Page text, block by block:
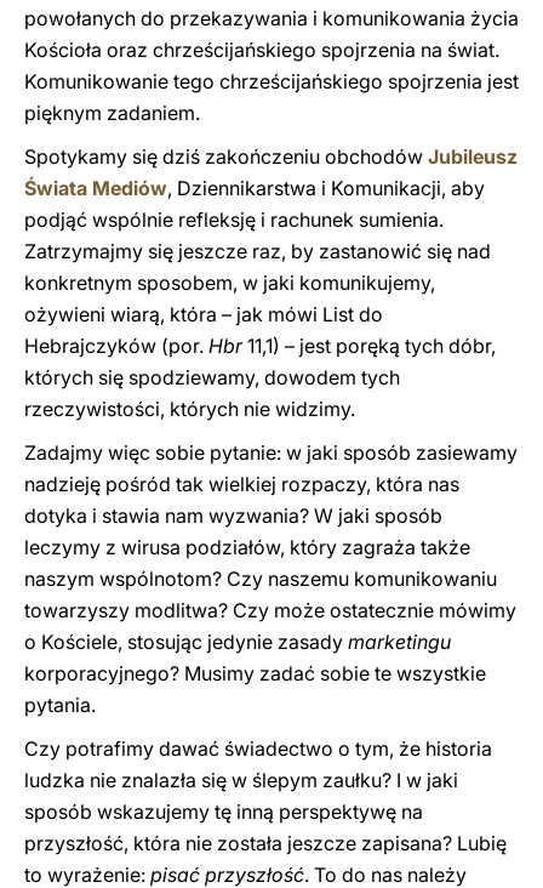
powołanych do przekazywania i komunikowania życia
Kościoła oraz chrześcijańskiego spojrzenia na świat.
Komunikowanie tego chrześcijańskiego spojrzenia jest
pięknym zadaniem.
Spotykamy się dziś zakończeniu obchodów Jubileusz
Świata Mediów, Dziennikarstwa i Komunikacji, aby
podjąć wspólnie refleksję i rachunek sumienia.
Zatrzymajmy się jeszcze raz, by zastanowić się nad
konkretnym sposobem, w jaki komunikujemy,
ożywieni wiarą, która – jak mówi List do
Hebrajczyków (por. Hbr11,1) – jest poręką tych dóbr,
których się spodziewamy, dowodem tych
rzeczywistości, których nie widzimy.
Zadajmy więc sobie pytanie: w jaki sposób zasiewamy
nadzieję pośród tak wielkiej rozpaczy, która nas
dotyka i stawia nam wyzwania? W jaki sposób
leczymy z wirusa podziałów, który zagraża także
naszym wspólnotom? Czy naszemu komunikowaniu
towarzyszy modlitwa? Czy może ostatecznie mówimy
o Kościele, stosując jedynie zasady marketingu
korporacyjnego? Musimy zadać sobie te wszystkie
pytania.
Czy potrafimy dawać świadectwo o tym, że historia
ludzka nie znalazła się w ślepym zaułku? I w jaki
sposób wskazujemy tę inną perspektywę na
przyszłość, która nie została jeszcze zapisana? Lubię
to wyrażenie: pisać przyszłość. To do nas należy